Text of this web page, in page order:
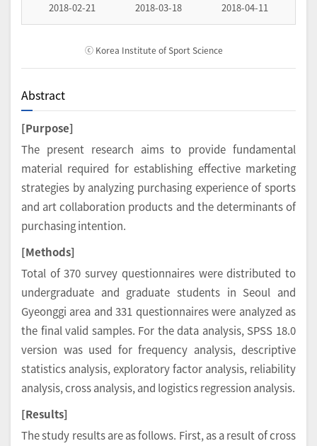
2018-02-21
2018-03-18
2018-04-11
ⓒ Korea Institute of Sport Science
Abstract
[Purpose]
The present research aims to provide fundamental
material required for establishing effective marketing
strategies by analyzing purchasing experience of sports
and art collaboration products and the determinants of
purchasing intention.
[Methods]
Total of 370 survey questionnaires were distributed to
undergraduate and graduate students in Seoul and
Gyeonggi area and 331 questionnaires were analyzed as
the final valid samples. For the data analysis, SPSS 18.0
version was used for frequency analysis, descriptive
statistics analysis, exploratory factor analysis, reliability
analysis, cross analysis, and logistics regression analysis.
[Results]
The study results are as follows. First, as a result of cross